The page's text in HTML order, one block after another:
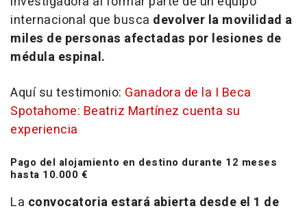
internacional que busca devolver la movilidad a
miles de personas afectadas por lesiones de
médula espinal.
Aquí su testimonio: Ganadora de la I Beca
Spotahome: Beatriz Martínez cuenta su
experiencia
Pago del alojamiento en destino durante 12 meses
hasta 10.000 €
La convocatoria estará abierta desde el 1 de